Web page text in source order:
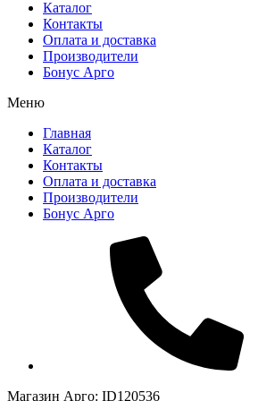
Каталог
Контакты
Оплата и доставка
Производители
Бонус Арго
Меню
Главная
Каталог
Контакты
Оплата и доставка
Производители
Бонус Арго
Магазин Арго: ID120536